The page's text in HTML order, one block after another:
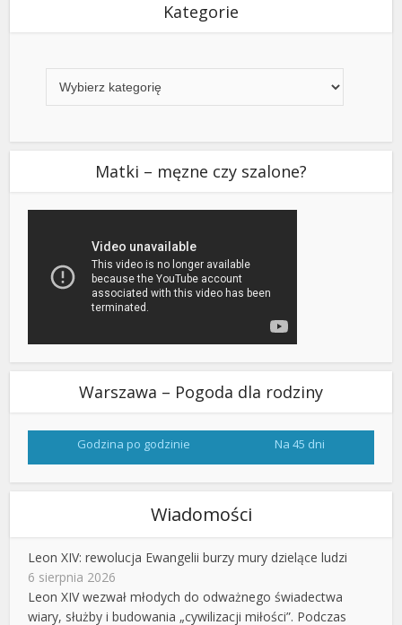
Kategorie
Matki – męzne czy szalone?
Warszawa – Pogoda dla rodziny
Godzina po godzinie Na 45 dni
Wiadomości
Leon XIV: rewolucja Ewangelii burzy mury dzielące ludzi
6 sierpnia 2026
Leon XIV wezwał młodych do odważnego świadectwa
wiary, służby i budowania „cywilizacji miłości”. Podczas